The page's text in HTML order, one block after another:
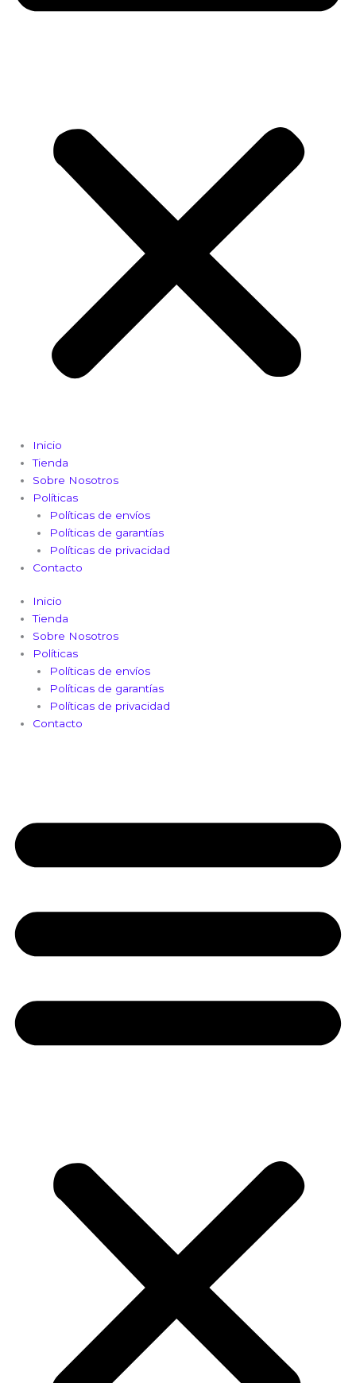
Inicio
Tienda
Sobre Nosotros
Políticas
Políticas de envíos
Políticas de garantías
Políticas de privacidad
Contacto
Inicio
Tienda
Sobre Nosotros
Políticas
Políticas de envíos
Políticas de garantías
Políticas de privacidad
Contacto